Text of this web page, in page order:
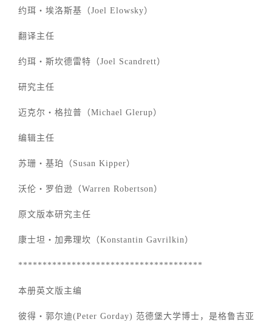
约珥‧埃洛斯基（Joel Elowsky）
翻译主任
约珥‧斯坎德雷特（Joel Scandrett）
研究主任
迈克尔‧格拉普（Michael Glerup）
编辑主任
苏珊‧基珀（Susan Kipper）
沃伦‧罗伯逊（Warren Robertson）
原文版本研究主任
康士坦‧加弗理坎（Konstantin Gavrilkin）
**************************************
本册英文版主编
彼得‧郭尔迪(Peter Gorday) 范德堡大学博士，是格鲁吉亚